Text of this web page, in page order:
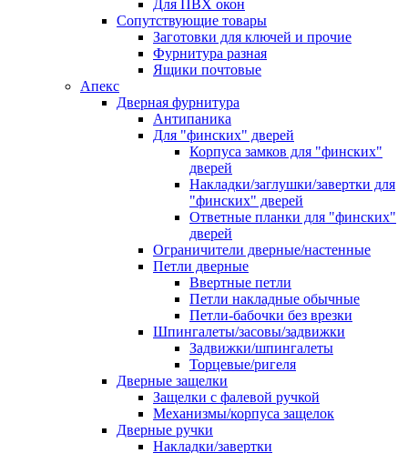
Для ПВХ окон
Сопутствующие товары
Заготовки для ключей и прочие
Фурнитура разная
Ящики почтовые
Апекс
Дверная фурнитура
Антипаника
Для "финских" дверей
Корпуса замков для "финских"
дверей
Накладки/заглушки/завертки для
"финских" дверей
Ответные планки для "финских"
дверей
Ограничители дверные/настенные
Петли дверные
Ввертные петли
Петли накладные обычные
Петли-бабочки без врезки
Шпингалеты/засовы/задвижки
Задвижки/шпингалеты
Торцевые/ригеля
Дверные защелки
Защелки с фалевой ручкой
Механизмы/корпуса защелок
Дверные ручки
Накладки/завертки